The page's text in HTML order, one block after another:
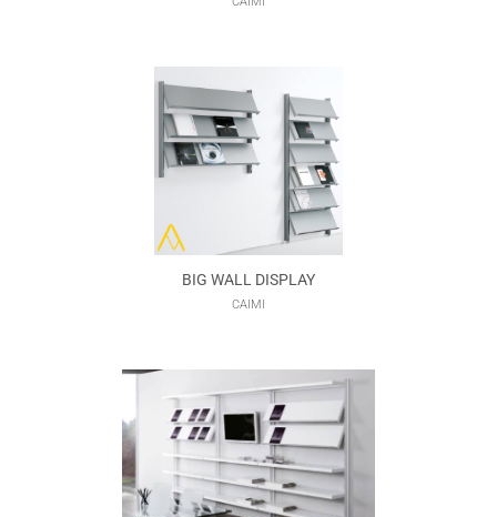
BIG WALL DISPLAY
CAIMI